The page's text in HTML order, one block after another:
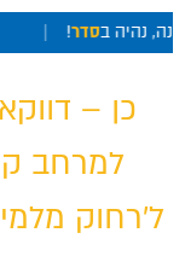
נהיה בסדר
כן –
למרחב
ל'רחוק